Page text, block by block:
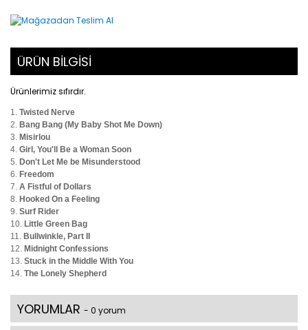
ÜRÜN BİLGİSİ
Ürünlerimiz sıfırdır.
Twisted Nerve
Bang Bang (My Baby Shot Me Down)
Misirlou
Girl, You'll Be a Woman Soon
Don't Let Me be Misunderstood
Freedom
A Fistful of Dollars
Hooked On a Feeling
Surf Rider
Little Green Bag
Bullwinkle, Part II
Midnight Confessions
Stuck in the Middle With You
The Lonely Shepherd
YORUMLAR - 0 yorum